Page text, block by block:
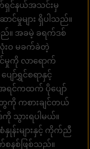
ဖက်ရှင်နယ်အသင်းမှ
ာင်မှုများ ရှိပါသည်။
။ အခမဲ့ ခရက်ဒစ်
လုံးဝ မခက်ခဲတဲ့
မှုကို လာရောက်
ာ်ရွှင်စရာနှင့်
အရင်ကထက် ပိုပျော်
ေကို ကစားချင်တယ်
သွားရပါမယ်။
န်းများနှင့် ကိုက်ညီ
စနစ်ဖြစ်သည်။